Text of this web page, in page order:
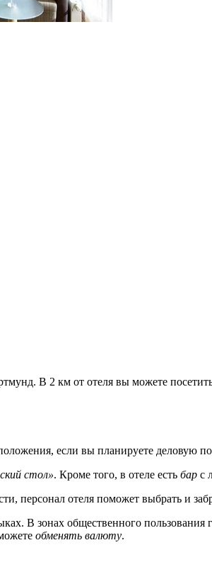
В 2 км от отеля вы можете
если вы планируете деловую
стол». Кроме того, в отеле есть бар с
персонал отеля поможет выбрать и
В зонах общественного
обменять валюту.